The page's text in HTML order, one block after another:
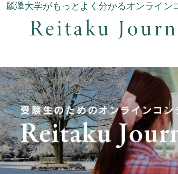
麗澤大学がもっとよく分かるオンライン